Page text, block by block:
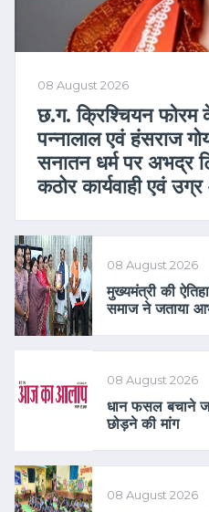
08 August 2026
छ.ग. क्रिश्चियन
पन्नालाल एवं हंसराज
सनातन धर्म पर अभद्र
कठोर कार्यवाही एवं
08 August 2026
मुख्यमंत्री की
समाज ने जताया
08 August 2026
धान फसल बचाने
छोड़ने की मांग
08 August 2026